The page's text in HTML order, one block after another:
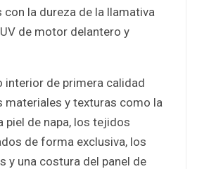
la dureza de la llamativa
de motor delantero y
interior de primera calidad
materiales y texturas como la
piel de napa, los tejidos
de forma exclusiva, los
y una costura del panel de